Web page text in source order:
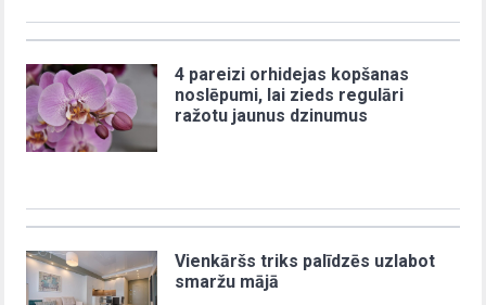
4 pareizi orhidejas kopšanas
noslēpumi, lai zieds regulāri
ražotu jaunus dzinumus
Vienkāršs triks palīdzēs uzlabot
smaržu mājā